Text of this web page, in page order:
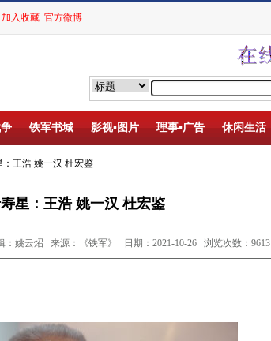
加入收藏 官方微博
铁军书城 影视▪图片 理事▪广告 休闲生活
王浩 姚一汉 杜宏鉴
星：王浩 姚一汉 杜宏鉴
姚云炤 来源：《铁军》 日期：2021-10-26 浏览次数：9613